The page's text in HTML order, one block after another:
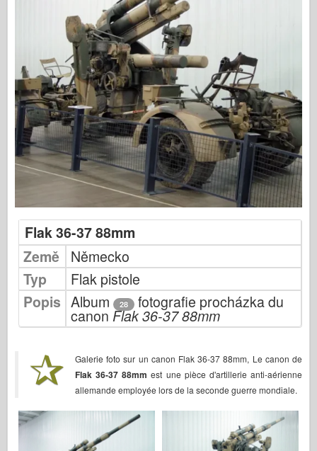
Publikování Osprey
Signál letky
Tankpower
Nákladní automobily a nádrže
Waffen-Arsenal
Wydawnictwo Militaria
Maquettes
Akademie
Modely es
Klub AFV
Airfix
Letectvo
AZ Model
Černý pes
Bronco
Dnepromodel
Dragon
Eduard
E.T. Model
Flak 36-37 88mm
Země
Německo
Typ
Flak pistole
Popis Album 28 fotografie procházka du
canon Flak 36-37 88mm
Galerie foto sur un canon Flak 36-37 88mm, Le canon de
Flak 36-37 88mm est une pièce d'artillerie anti-aérienne
allemande employée lors de la seconde guerre mondiale.